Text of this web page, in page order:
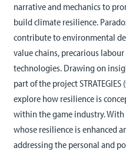
narrative and mechanics to
build climate resilience.
contribute to environmental
value chains, precarious
technologies. Drawing on
part of the project STRATEGIES (
explore how resilience is
within the game industry.
whose resilience is enhanced
addressing the personal and